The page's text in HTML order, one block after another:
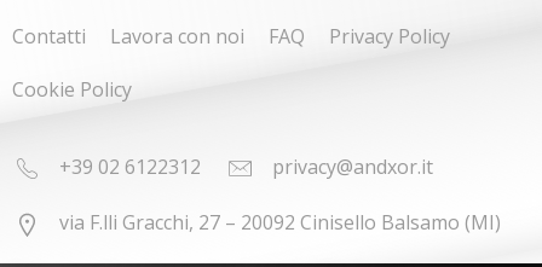
Contatti
Lavora con noi FAQ
Privacy Policy
Cookie Policy
+39 02 6122312 privacy@andxor.it
via F.lli Gracchi, 27 – 20092 Cinisello Balsamo (MI)